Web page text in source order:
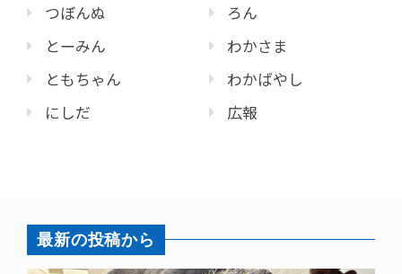
つぼんぬ
とーみん
ともちゃん
にしだ
ろん
わかさま
わかばやし
広報
最新の投稿から